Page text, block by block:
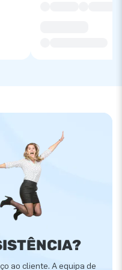
ao cliente. A equipa de